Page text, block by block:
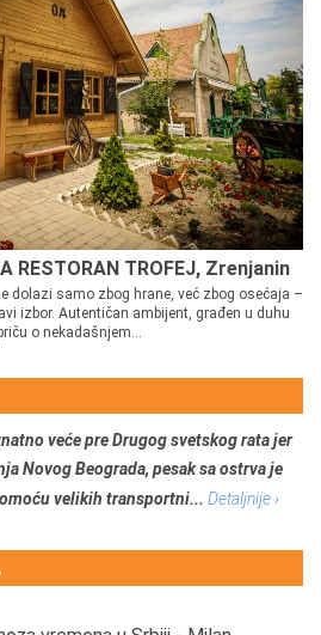
RESTORAN TROFEJ, Zrenjanin
dolazi samo zbog hrane, već zbog osećaja –
izbor. Autentičan ambijent, građen u duhu
o nekadašnjem...
veće pre Drugog svetskog rata jer
Novog Beograda, pesak sa ostrva je
velikih transportni... Detaljnije ›